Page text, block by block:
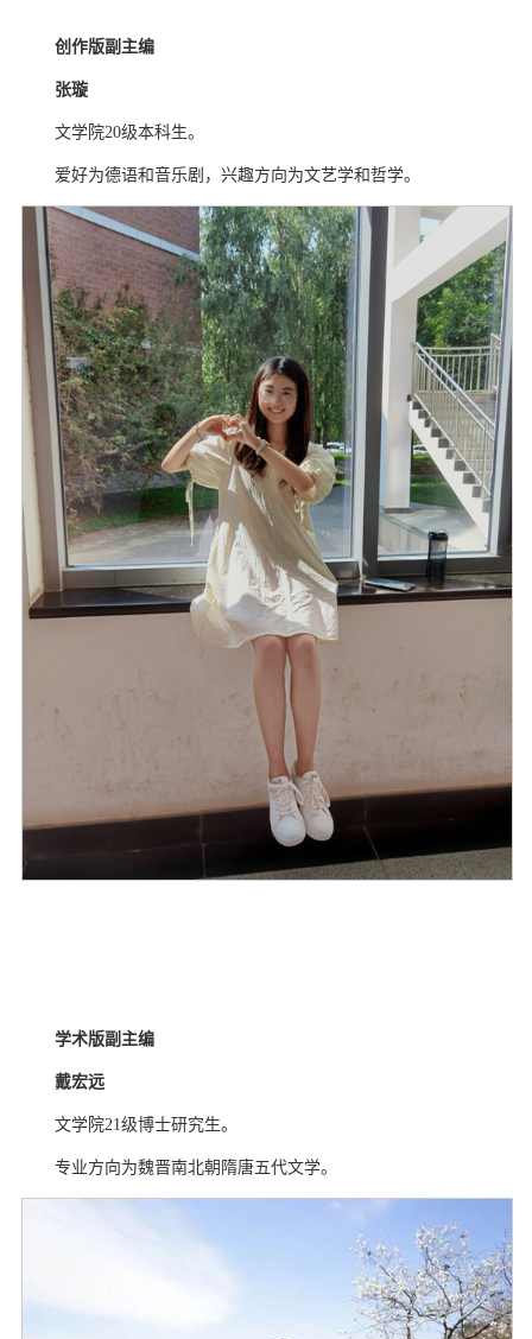
创作版副主编
张璇
文学院20级本科生。
爱好为德语和音乐剧，兴趣方向为文艺学和哲学。
学术版副主编
戴宏远
文学院21级博士研究生。
专业方向为魏晋南北朝隋唐五代文学。